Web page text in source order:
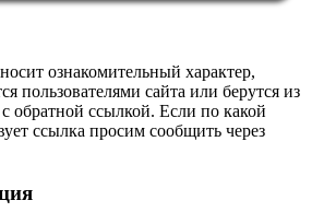
ознакомительный характер,
пользователями сайта или берутся из
обратной ссылкой. Если по какой
ссылка просим сообщить через